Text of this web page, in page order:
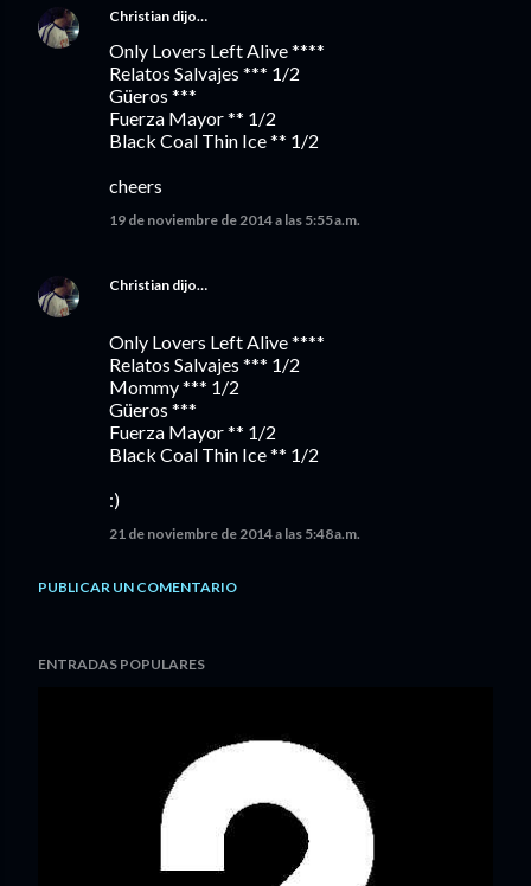
Christian dijo…
Only Lovers Left Alive ****
Relatos Salvajes *** 1/2
Güeros ***
Fuerza Mayor ** 1/2
Black Coal Thin Ice ** 1/2
cheers
19 de noviembre de 2014 a las 5:55 a.m.
Christian dijo…
Only Lovers Left Alive ****
Relatos Salvajes *** 1/2
Mommy *** 1/2
Güeros ***
Fuerza Mayor ** 1/2
Black Coal Thin Ice ** 1/2
:)
21 de noviembre de 2014 a las 5:48 a.m.
PUBLICAR UN COMENTARIO
ENTRADAS POPULARES